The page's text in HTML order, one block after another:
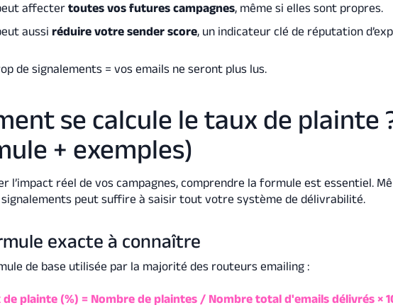
affectertoutes vos futures campagnes, même si elles sont propres.
aussiréduire votre sender score, un indicateur clé de réputation
de signalements = vos emails ne seront plus lus.
se calcule le taux de plainte
+ exemples)
l’impact réel de vos campagnes, comprendre la formule est essentiel.
signalements peut suffire à saisir tout votre système de délivrabilité.
exacte à connaître
de base utilisée par la majorité des routeurs emailing :
de plainte (%) = Nombre de plaintes / Nombre total d'emails délivrés ×